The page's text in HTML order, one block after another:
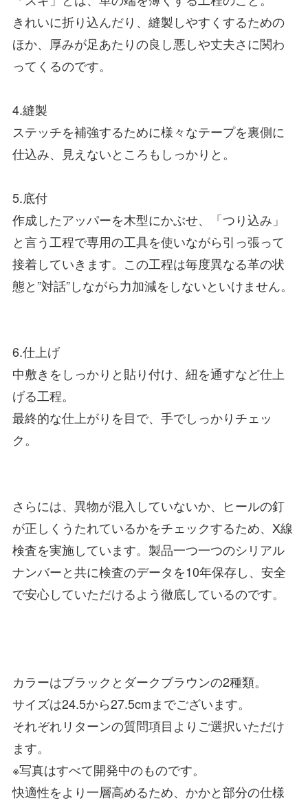
きれいに折り込んだり、縫製しやすくするための
ほか、厚みが足あたりの良し悪しや丈夫さに関わ
ってくるのです。
4.縫製
ステッチを補強するために様々なテープを裏側に
仕込み、見えないところもしっかりと。
5.底付
作成したアッパーを木型にかぶせ、「つり込み」
と言う工程で専用の工具を使いながら引っ張って
接着していきます。この工程は毎度異なる革の状
態と”対話”しながら力加減をしないといけません。
6.仕上げ
中敷きをしっかりと貼り付け、紐を通すなど仕上
げる工程。
最終的な仕上がりを目で、手でしっかりチェッ
ク。
さらには、異物が混入していないか、ヒールの釘
が正しくうたれているかをチェックするため、X線
検査を実施しています。製品一つ一つのシリアル
ナンバーと共に検査のデータを10年保存し、安全
で安心していただけるよう徹底しているのです。
カラーはブラック と ダークブラウンの2種類。
サイズは24.5から27.5cmまでございます。
それぞれリターンの質問項目よりご選択いただけ
ます。
※写真はすべて開発中のものです。
快適性をより一層高めるため、かかと部分の仕様